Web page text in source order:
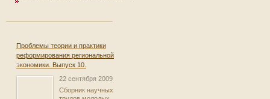
Проблемы теории и практики
реформирования региональной
экономики. Выпуск 10.
22 сентября 2009
Сборник научных